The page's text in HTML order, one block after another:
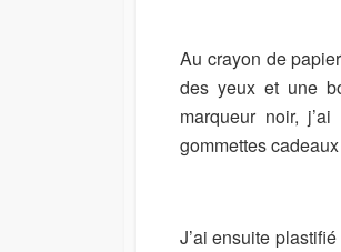
Au crayon de
des yeux et une
marqueur noir,
gommettes
J’ai ensuite